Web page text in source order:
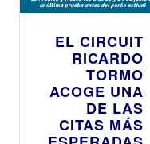
EL CIRCUIT
RICARDO
TORMO
ACOGE UNA
DE LAS
CITAS MÁS